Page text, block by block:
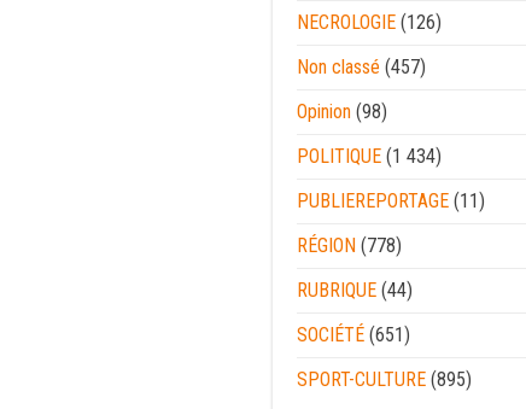
NECROLOGIE (126)
Non classé (457)
Opinion (98)
POLITIQUE (1 434)
PUBLIEREPORTAGE (11)
RÉGION (778)
RUBRIQUE (44)
SOCIÉTÉ (651)
SPORT-CULTURE (895)